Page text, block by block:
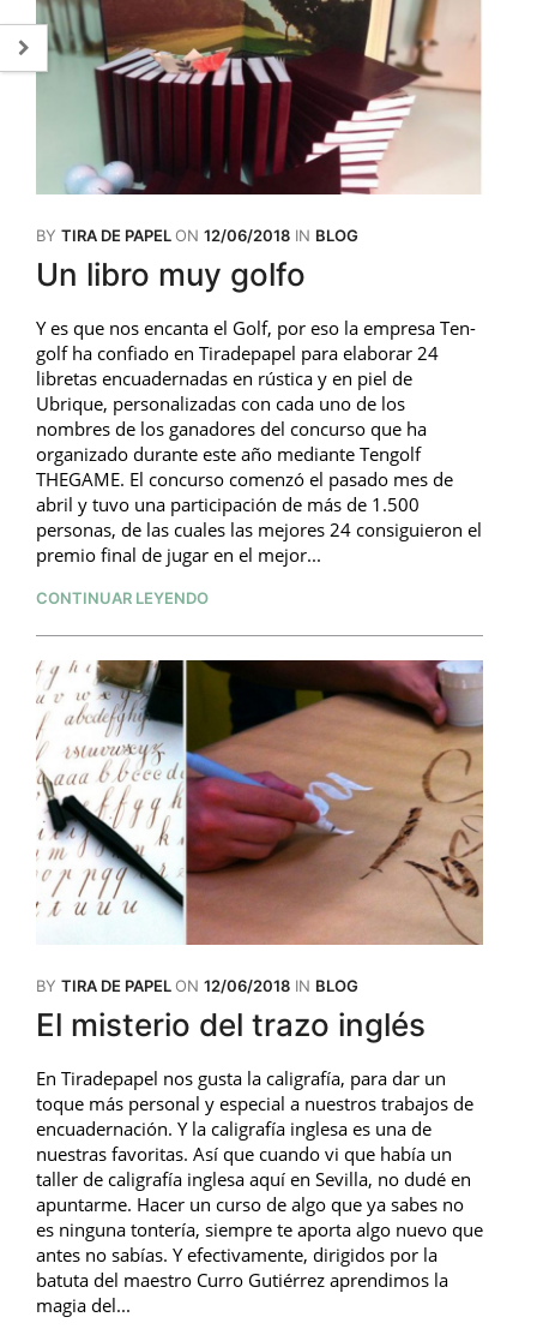
BY TIRA DE PAPELON 12/06/2018 IN BLOG
Un libro muy golfo
Y es que nos encanta el Golf, por eso la empresa Ten-
golf ha confiado en Tiradepapel para elaborar 24
libretas encuadernadas en rústica y en piel de
Ubrique, personalizadas con cada uno de los
nombres de los ganadores del concurso que ha
organizado durante este año mediante Tengolf
THEGAME. El concurso comenzó el pasado mes de
abril y tuvo una participación de más de 1.500
personas, de las cuales las mejores 24 consiguieron el
premio final de jugar en el mejor...
CONTINUAR LEYENDO
BY TIRA DE PAPELON 12/06/2018 IN BLOG
El misterio del trazo inglés
En Tiradepapel nos gusta la caligrafía, para dar un
toque más personal y especial a nuestros trabajos de
encuadernación. Y la caligrafía inglesa es una de
nuestras favoritas. Así que cuando vi que había un
taller de caligrafía inglesa aquí en Sevilla, no dudé en
apuntarme. Hacer un curso de algo que ya sabes no
es ninguna tontería, siempre te aporta algo nuevo que
antes no sabías. Y efectivamente, dirigidos por la
batuta del maestro Curro Gutiérrez aprendimos la
magia del...